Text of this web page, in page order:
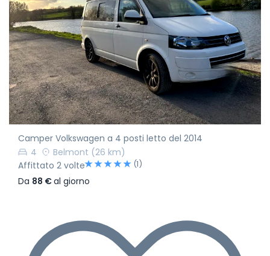
Camper Volkswagen a 4 posti letto del 2014
4
Belmont (26 km)
Affittato 2 volte
(1)
Da 88 €al giorno